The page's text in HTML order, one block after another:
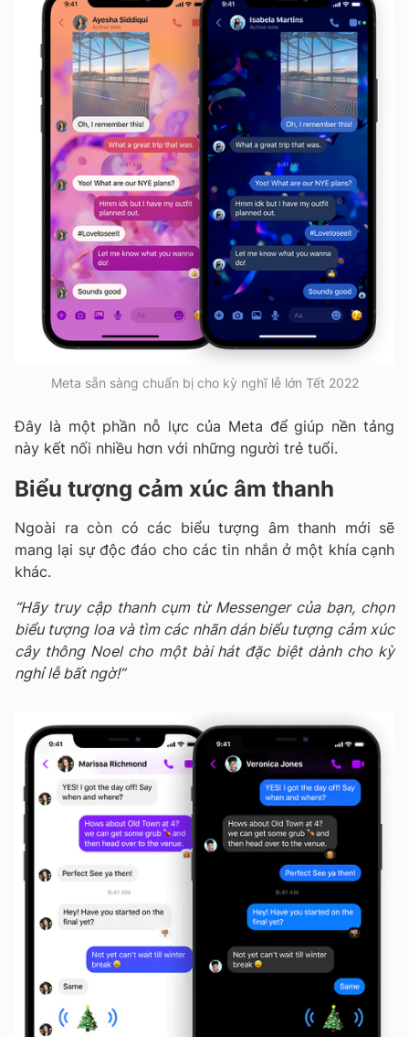
Meta sẵn sàng chuẩn bị cho kỳ nghĩ lễ lớn Tết 2022
Đây là một phần nỗ lực của Meta để giúp nền tảng
này kết nối nhiều hơn với những người trẻ tuổi.
Biểu tượng cảm xúc âm thanh
Ngoài ra còn có các biểu tượng âm thanh mới sẽ
mang lại sự độc đáo cho các tin nhắn ở một khía cạnh
khác.
“Hãy truy cập thanh cụm từ Messenger của bạn, chọn
biểu tượng loa và tìm các nhãn dán biểu tượng cảm xúc
cây thông Noel cho một bài hát đặc biệt dành cho kỳ
nghỉ lễ bất ngờ!”